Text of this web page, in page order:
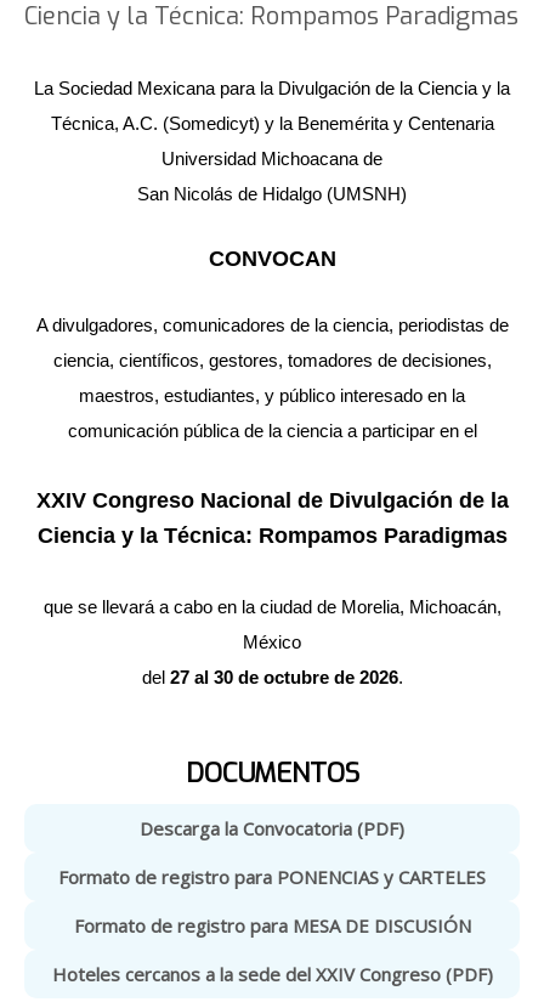
Ciencia y la Técnica: Rompamos Paradigmas
La Sociedad Mexicana para la Divulgación de la Ciencia y la
Técnica, A.C. (Somedicyt) y la Benemérita y Centenaria
Universidad Michoacana de
San Nicolás de Hidalgo (UMSNH)
CONVOCAN
A divulgadores, comunicadores de la ciencia, periodistas de
ciencia, científicos, gestores, tomadores de decisiones,
maestros, estudiantes, y público interesado en la
comunicación pública de la ciencia a participar en el
XXIV Congreso Nacional de Divulgación de la
Ciencia y la Técnica: Rompamos Paradigmas
que se llevará a cabo en la ciudad de Morelia, Michoacán,
México
del 27 al 30 de octubre de 2026.
DOCUMENTOS
Descarga la Convocatoria (PDF)
Formato de registro para PONENCIAS y CARTELES
Formato de registro para MESA DE DISCUSIÓN
Hoteles cercanos a la sede del XXIV Congreso (PDF)